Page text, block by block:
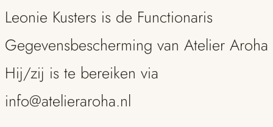
Leonie Kusters is de Functionaris
Gegevensbescherming van Atelier Aroha
Hij/zij is te bereiken via
info@atelieraroha.nl